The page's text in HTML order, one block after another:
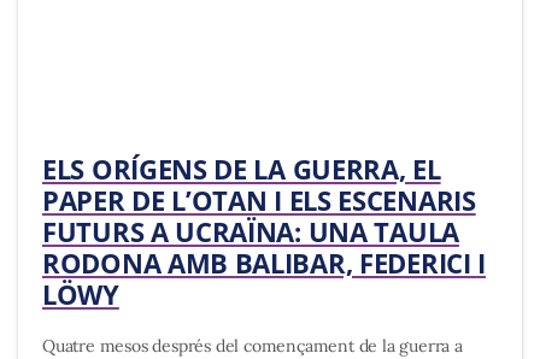
ELS ORÍGENS DE LA GUERRA, EL
PAPER DE L’OTAN I ELS ESCENARIS
FUTURS A UCRAÏNA: UNA TAULA
RODONA AMB BALIBAR, FEDERICI I
LÖWY
Quatre mesos després del començament de la guerra a